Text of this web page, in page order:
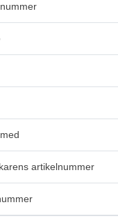
artikelnummer